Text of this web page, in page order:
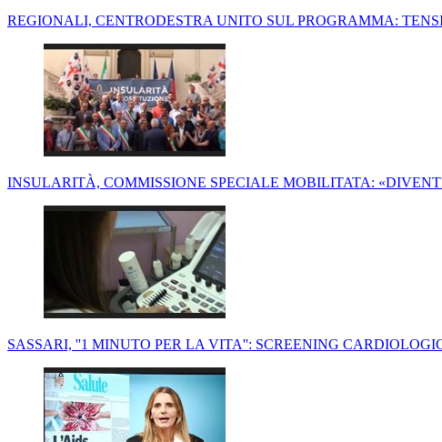
REGIONALI, CENTRODESTRA UNITO SUL PROGRAMMA:
INSULARITÀ, COMMISSIONE SPECIALE MOBILITATA:
SASSARI, ''1 MINUTO PER LA VITA'': SCREENING